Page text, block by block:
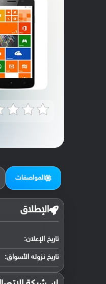
المواصفات
الإطلاق
تاريخ الإعلان:
تاريخ نزوله الأسواق: